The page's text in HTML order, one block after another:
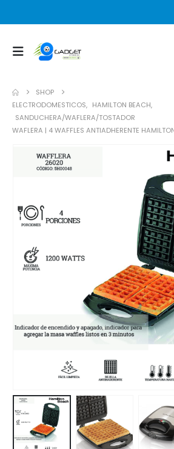
SHOP
ELECTRODOMESTICOS, HAMILTON BEACH,
SANDUCHERA/WAFLERA/TOSTADOR
WAFLERA | 4 WAFFLES ANTIADHERENTE